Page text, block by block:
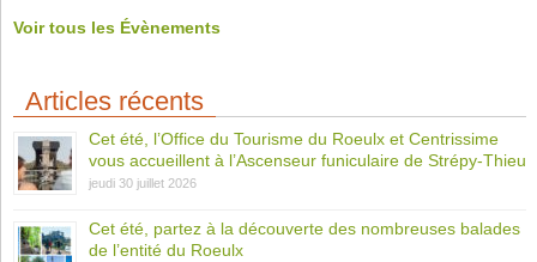
Voir tous les Évènements
Articles récents
Cet été, l’Office du Tourisme du Roeulx et Centrissime
vous accueillent à l’Ascenseur funiculaire de Strépy-Thieu
jeudi 30 juillet 2026
Cet été, partez à la découverte des nombreuses balades
de l’entité du Roeulx